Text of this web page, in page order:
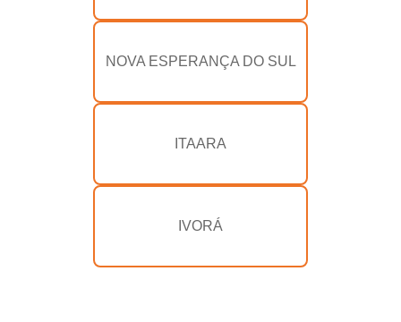
NOVA ESPERANÇA DO SUL
ITAARA
IVORÁ